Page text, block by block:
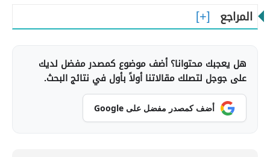
المراجع
هل يعجبك محتوانا؟ أضف موضوع كمصدر مفضل لديك
على جوجل لتصلك مقالاتنا أولاً بأول في نتائج البحث.
أضف كمصدر مفضل على Google